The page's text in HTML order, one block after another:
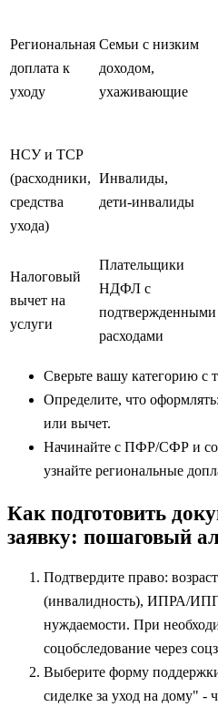
Региональная
доплата к
уходу
Семьи с низким
доходом,
ухаживающие
НСУ и ТСР
(расходники,
средства
ухода)
Инвалиды,
дети‑инвалиды
Налоговый
вычет на
услуги
Плательщики
НДФЛ с
подтвержденными
расходами
Сверьте вашу категорию с
Определите, что
или вычет.
Начинайте с ПФР/СФР и
узнайте региональные
Как подготовить
заявку: пошаговый
Подтвердите право:
(инвалидность), ИПРА/
нуждаемости. При
соцобследование через
Выберите форму
сиделке за уход на дому" -